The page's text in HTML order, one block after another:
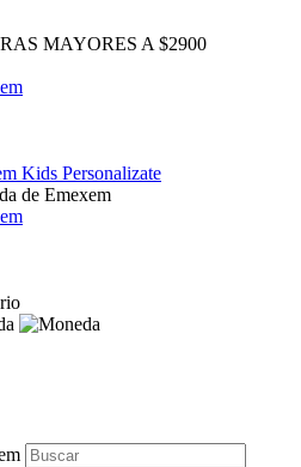
MAYORES A $2900
Kids Personalizate